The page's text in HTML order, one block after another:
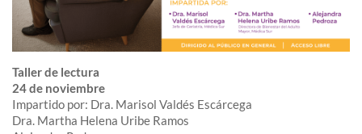
Taller de lectura
24 de noviembre
Impartido por: Dra. Marisol Valdés Escárcega
Dra. Martha Helena Uribe Ramos